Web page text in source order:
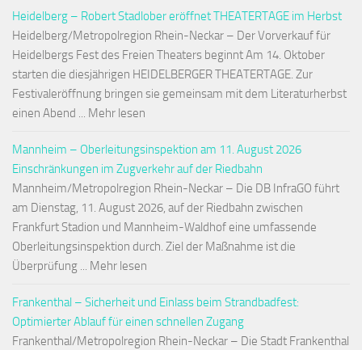
Heidelberg – Robert Stadlober eröffnet THEATERTAGE im Herbst
Heidelberg/Metropolregion Rhein-Neckar – Der Vorverkauf für
Heidelbergs Fest des Freien Theaters beginnt Am 14. Oktober
starten die diesjährigen HEIDELBERGER THEATERTAGE. Zur
Festivaleröffnung bringen sie gemeinsam mit dem Literaturherbst
einen Abend ... Mehr lesen
Mannheim – Oberleitungsinspektion am 11. August 2026
Einschränkungen im Zugverkehr auf der Riedbahn
Mannheim/Metropolregion Rhein-Neckar – Die DB InfraGO führt
am Dienstag, 11. August 2026, auf der Riedbahn zwischen
Frankfurt Stadion und Mannheim-Waldhof eine umfassende
Oberleitungsinspektion durch. Ziel der Maßnahme ist die
Überprüfung ... Mehr lesen
Frankenthal – Sicherheit und Einlass beim Strandbadfest:
Optimierter Ablauf für einen schnellen Zugang
Frankenthal/Metropolregion Rhein-Neckar – Die Stadt Frankenthal